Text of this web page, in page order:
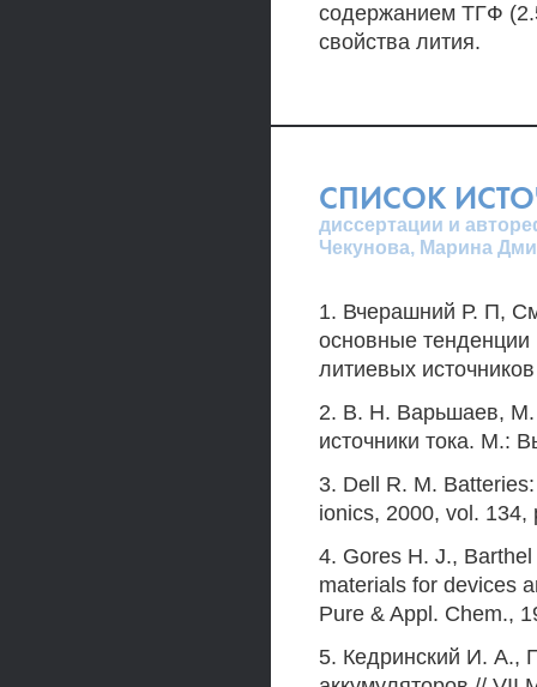
содержанием ТГФ
свойства лития.
СПИСОК
диссертации и
Чекунова, Марина
1. Вчерашний Р. П,
основные тенденции
литиевых
2. В. Н. Варьшаев, М.
источники тока. М.:
3. Dell R. М.
ionics, 2000, vol. 134,
4. Gores H. J.,
materials for devices
Pure & Appl. Chem.,
5. Кедринский И. A.,